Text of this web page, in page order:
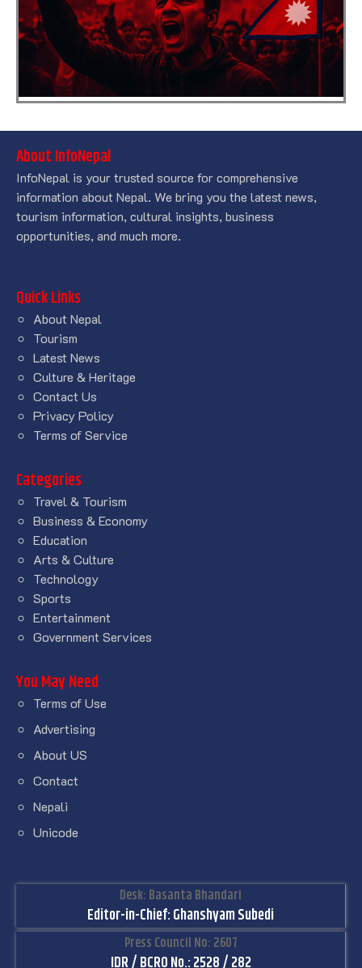
About InfoNepal
InfoNepal is your trusted source for comprehensive
information about Nepal. We bring you the latest news,
tourism information, cultural insights, business
opportunities, and much more.
Quick Links
About Nepal
Tourism
Latest News
Culture & Heritage
Contact Us
Privacy Policy
Terms of Service
Categories
Travel & Tourism
Business & Economy
Education
Arts & Culture
Technology
Sports
Entertainment
Government Services
You May Need
Terms of Use
Advertising
About US
Contact
Nepali
Unicode
Desk: Basanta Bhandari
Editor-in-Chief: Ghanshyam Subedi
Press Council No: 2607